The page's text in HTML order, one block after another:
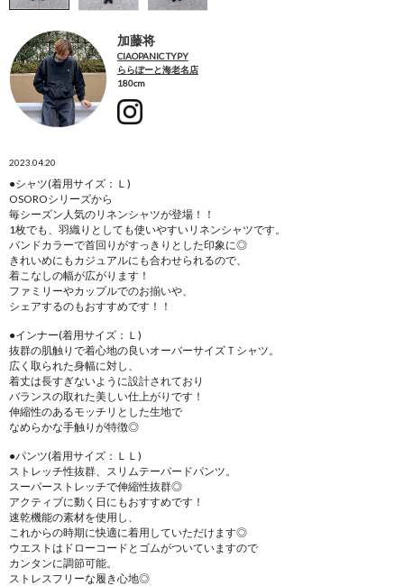
加藤将
CIAOPANIC TYPY
ららぽーと海老名店
180cm
2023.04.20
●シャツ(着用サイズ：Ｌ)
OSOROシリーズから
毎シーズン人気のリネンシャツが登場！！
1枚でも、羽織りとしても使いやすいリネンシャツです。
バンドカラーで首回りがすっきりとした印象に◎
きれいめにもカジュアルにも合わせられるので、
着こなしの幅が広がります！
ファミリーやカップルでのお揃いや、
シェアするのもおすすめです！！
●インナー(着用サイズ：Ｌ)
抜群の肌触りで着心地の良いオーバーサイズＴシャツ。
広く取られた身幅に対し、
着丈は長すぎないように設計されており
バランスの取れた美しい仕上がりです！
伸縮性のあるモッチリとした生地で
なめらかな手触りが特徴◎
●パンツ(着用サイズ：ＬＬ)
ストレッチ性抜群、スリムテーパードパンツ。
スーパーストレッチで伸縮性抜群◎
アクティブに動く日にもおすすめです！
速乾機能の素材を使用し、
これからの時期に快適に着用していただけます◎
ウエストはドローコードとゴムがついていますので
カンタンに調節可能。
ストレスフリーな履き心地◎